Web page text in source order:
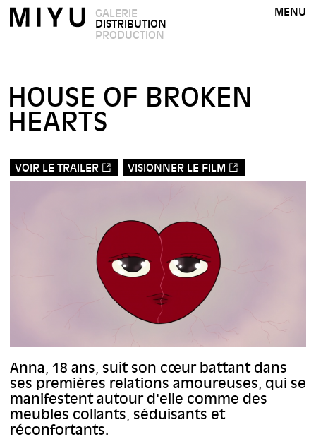
GALERIE
DISTRIBUTION
PRODUCTION
MENU
HOUSE OF BROKEN
HEARTS
VOIR LE TRAILER VISIONNER LE FILM
Anna, 18 ans, suit son cœur battant dans
ses premières relations amoureuses, qui se
manifestent autour d'elle comme des
meubles collants, séduisants et
réconfortants.